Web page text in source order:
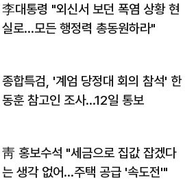
李대통령 "외신서 보던 폭염 상황 현
실로…모든 행정력 총동원하라"
종합특검, '계엄 당정대 회의 참석' 한
동훈 참고인 조사...12일 통보
靑 홍보수석 "세금으로 집값 잡겠다
는 생각 없어…주택 공급 '속도전'"